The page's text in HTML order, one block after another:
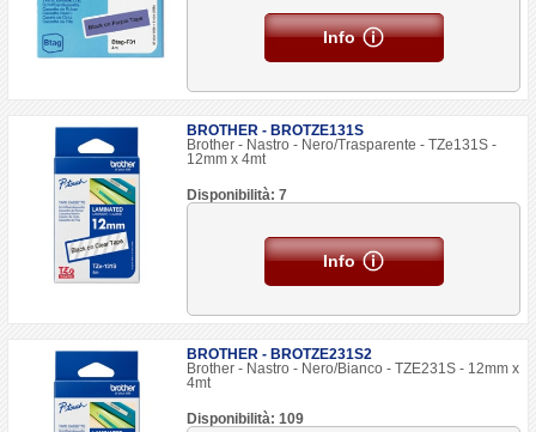
Info
BROTHER - BROTZE131S
Brother - Nastro - Nero/Trasparente - TZe131S -
12mm x 4mt
Disponibilità: 7
Info
BROTHER - BROTZE231S2
Brother - Nastro - Nero/Bianco - TZE231S - 12mm x
4mt
Disponibilità: 109